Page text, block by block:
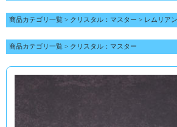
商品カテゴリ一覧 > クリスタル：マスター > レムリア
商品カテゴリ一覧 > クリスタル：マスター